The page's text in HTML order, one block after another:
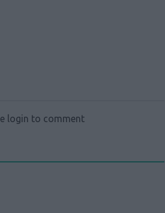
login to comment